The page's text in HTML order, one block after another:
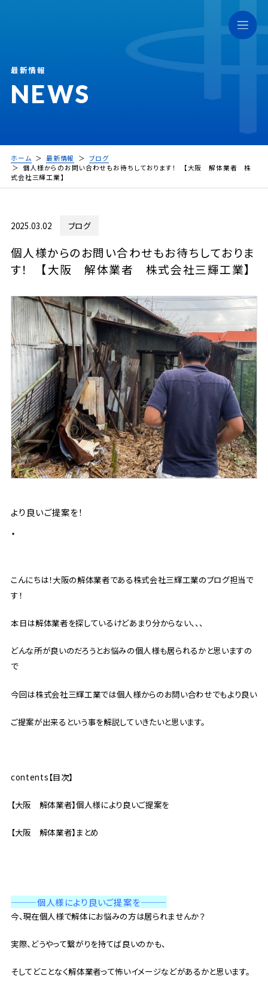
NEWS
最新情報
ホーム 最新情報
ブログ
個人様からのお問い合わせもお待ちしております！ 【大阪 解体業者 株
式会社三輝工業】
2025.03.02 ブログ
個人様からのお問い合わせもお待ちしておりま
す！ 【大阪 解体業者 株式会社三輝工業】
より良いご提案を！
こんにちは！大阪の解体業者である株式会社三輝工業のブログ担当で
す！
本日は解体業者を探しているけどあまり分からない、、、
どんな所が良いのだろうとお悩みの個人様も居られるかと思いますの
で
今回は株式会社三輝工業では個人様からのお問い合わせでもより良い
ご提案が出来るという事を解説していきたいと思います。
contents【目次】
【大阪 解体業者】個人様により良いご提案を
【大阪 解体業者】まとめ
———個人様により良いご提案を———
今、現在個人様で解体にお悩みの方は居られませんか？
実際、どうやって繋がりを持てば良いのかも、
そしてどことなく解体業者って怖いイメージなどがあるかと思います。